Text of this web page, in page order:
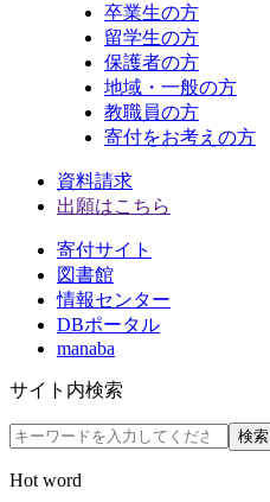
卒業生の方
留学生の方
保護者の方
地域・一般の方
教職員の方
寄付をお考えの方
資料請求
出願はこちら
寄付サイト
図書館
情報センター
DBポータル
manaba
サイト内検索
検索
Hot word